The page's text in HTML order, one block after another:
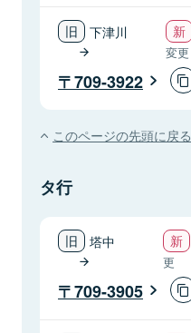
下津川
変更
709-3922
このページの先頭に戻る
タ行
塔中
更
709-3905